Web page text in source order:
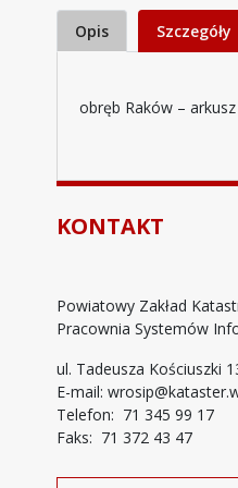
Opis Szczegóły
obręb Raków –
KONTAKT
Powiatowy Zakład
Pracownia Systemów
ul. Tadeusza Kościuszki
E-mail:
Telefon: 71 345 99 17
Faks: 71 372 43 47